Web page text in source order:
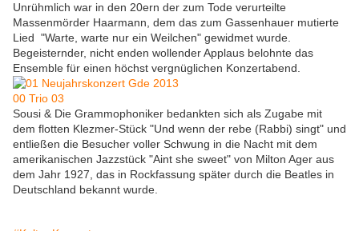
Unrühmlich war in den 20ern der zum Tode verurteilte
Massenmörder Haarmann, dem das zum Gassenhauer mutierte
Lied "Warte, warte nur ein Weilchen" gewidmet wurde.
Begeisternder, nicht enden wollender Applaus belohnte das
Ensemble für einen höchst vergnüglichen Konzertabend.
Sousi & Die Grammophoniker bedankten sich als Zugabe mit
dem flotten Klezmer-Stück "Und wenn der rebe (Rabbi) singt" und
entließen die Besucher voller Schwung in die Nacht mit dem
amerikanischen Jazzstück "Aint she sweet" von Milton Ager aus
dem Jahr 1927, das in Rockfassung später durch die Beatles in
Deutschland bekannt wurde.